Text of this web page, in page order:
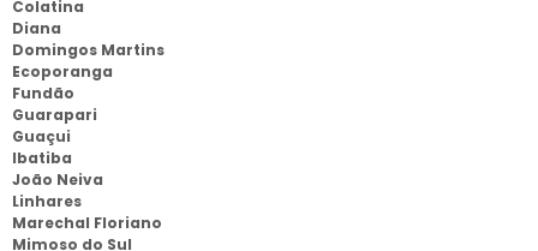
Colatina
Diana
Domingos Martins
Ecoporanga
Fundão
Guarapari
Guaçui
Ibatiba
João Neiva
Linhares
Marechal Floriano
Mimoso do Sul